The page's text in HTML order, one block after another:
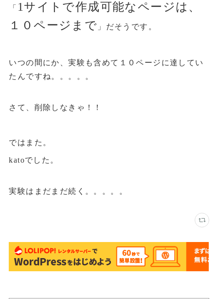
「 1サイトで作成可能なページは、
１０ページまで 」だそうです。
いつの間にか、実験も含めて１０ページに達してい
たんですね。。。。。
さて、削除しなきゃ！！
ではまた。
katoでした。
実験はまだまだ続く。。。。。